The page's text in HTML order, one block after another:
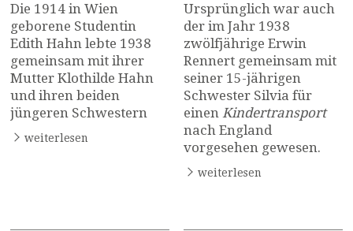
Die 1914 in Wien
geborene Studentin
Edith Hahn lebte 1938
gemeinsam mit ihrer
Mutter Klothilde Hahn
und ihren beiden
jüngeren Schwestern
weiterlesen
Ursprünglich war auch
der im Jahr 1938
zwölfjährige Erwin
Rennert gemeinsam mit
seiner 15-jährigen
Schwester Silvia für
einen Kindertransport
nach England
vorgesehen gewesen.
weiterlesen